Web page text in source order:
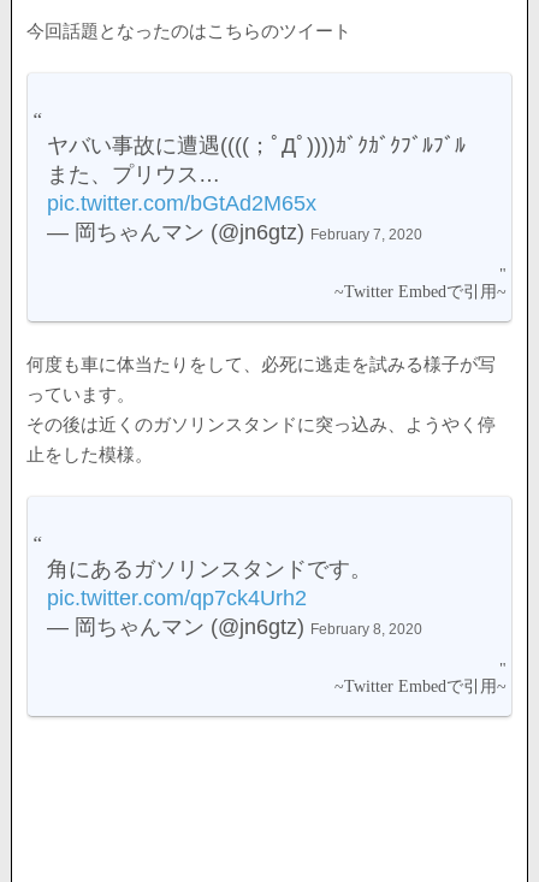
今回話題となったのはこちらのツイート
ヤバい事故に遭遇((((；ﾟДﾟ))))ｶﾞｸｶﾞｸﾌﾞﾙﾌﾞﾙ
また、プリウス…
pic.twitter.com/bGtAd2M65x
— 岡ちゃんマン (@jn6gtz) February 7, 2020
何度も車に体当たりをして、必死に逃走を試みる様子が写
っています。
その後は近くのガソリンスタンドに突っ込み、ようやく停
止をした模様。
角にあるガソリンスタンドです。
pic.twitter.com/qp7ck4Urh2
— 岡ちゃんマン (@jn6gtz) February 8, 2020